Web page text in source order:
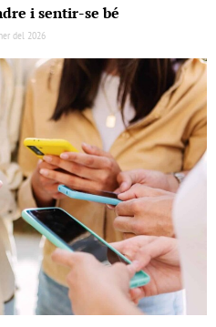
i sentir-se bé
del 2026